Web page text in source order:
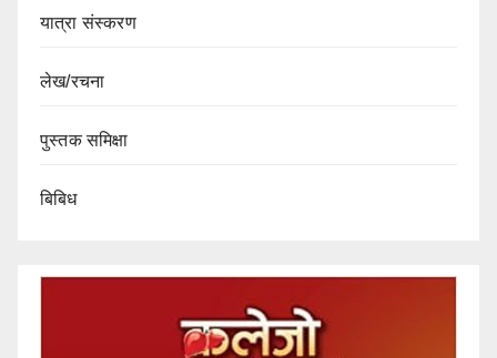
यात्रा संस्करण
लेख/रचना
पुस्तक समिक्षा
बिबिध